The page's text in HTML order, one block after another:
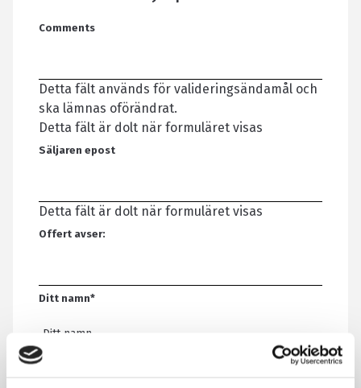
Comments
Detta fält används för valideringsändamål och
ska lämnas oförändrat.
Detta fält är dolt när formuläret visas
Säljaren epost
Detta fält är dolt när formuläret visas
Offert avser:
Ditt namn*
E-post